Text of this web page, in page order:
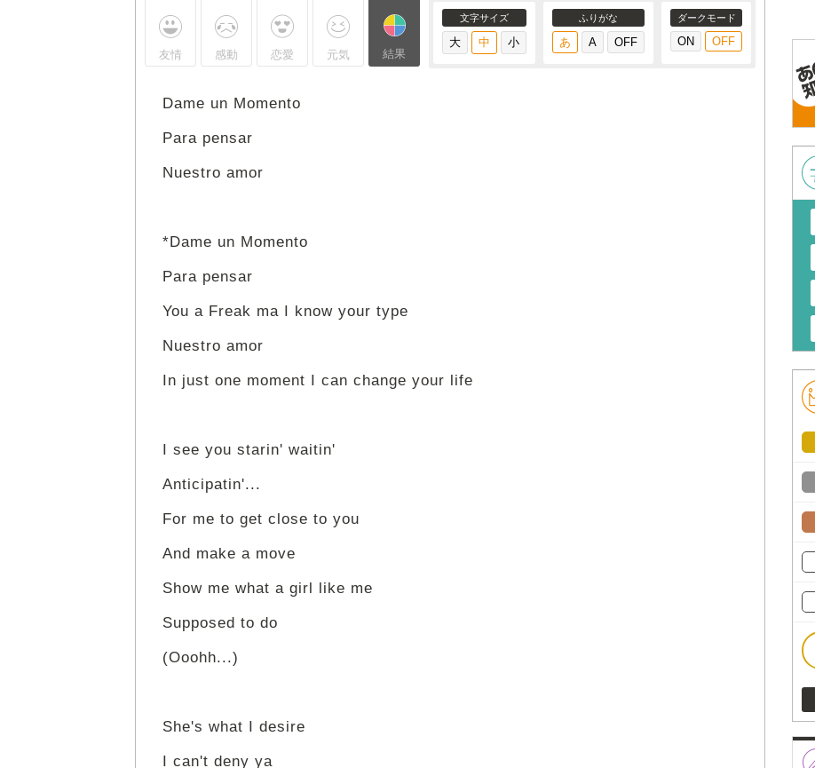
友情 感動 恋愛 元気 結果
文字サイズ ふりがな ダークモード
Dame un Momento
Para pensar
Nuestro amor
*Dame un Momento
Para pensar
You a Freak ma I know your type
Nuestro amor
In just one moment I can change your life
I see you starin' waitin'
Anticipatin'...
For me to get close to you
And make a move
Show me what a girl like me
Supposed to do
(Ooohh...)
She's what I desire
I can't deny ya